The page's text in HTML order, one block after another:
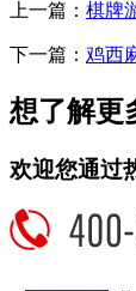
上一篇： 棋牌
下一篇： 鸡西
想了解更
欢迎您通过